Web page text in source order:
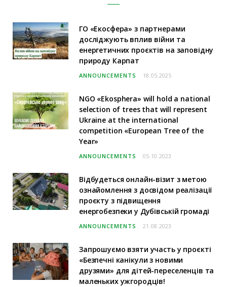
ГО «Екосфера» з партнерами
досліджують вплив війни та
енергетичних проєктів на заповідну
природу Карпат
ANNOUNCEMENTS 18.05.2025
NGO «Ekosphera» will hold a national
selection of trees that will represent
Ukraine at the international
competition «European Tree of the
Year»
ANNOUNCEMENTS 05.10.2023
Відбудеться онлайн-візит з метою
ознайомлення з досвідом реалізації
проєкту з підвищення
енергобезпеки у Дубівській громаді
ANNOUNCEMENTS 21.08.2023
Запрошуємо взяти участь у проєкті
«Безпечні канікули з новими
друзями» для дітей-переселенців та
маленьких ужгородців!